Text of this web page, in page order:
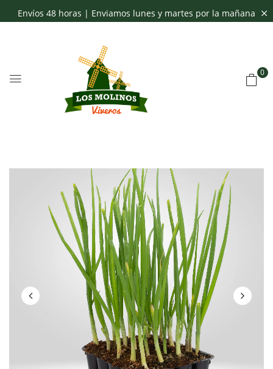
Envíos 48 horas | Enviamos lunes y martes por la mañana
0